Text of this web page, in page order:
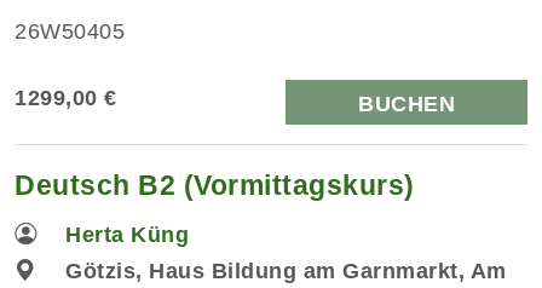
26W50405
1299,00 € BUCHEN
Deutsch B2 (Vormittagskurs)
Herta Küng
Götzis, Haus Bildung am Garnmarkt, Am